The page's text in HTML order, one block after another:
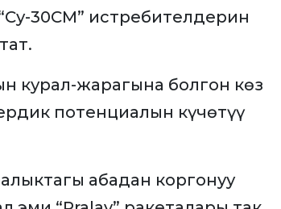
30СМ” истребителдерин
курал-жарагына болгон көз
потенциалын күчөтүү
абадан коргонуу